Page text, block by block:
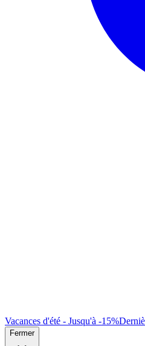
Vacances d'été - Jusqu'à -15%
Fermer